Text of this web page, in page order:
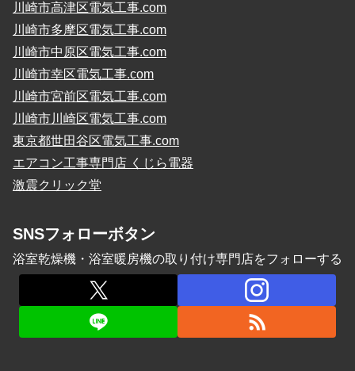
川崎市高津区電気工事.com
川崎市多摩区電気工事.com
川崎市中原区電気工事.com
川崎市幸区電気工事.com
川崎市宮前区電気工事.com
川崎市川崎区電気工事.com
東京都世田谷区電気工事.com
エアコン工事専門店 くじら電器
激震クリック堂
SNSフォローボタン
浴室乾燥機・浴室暖房機の取り付け専門店をフォローする